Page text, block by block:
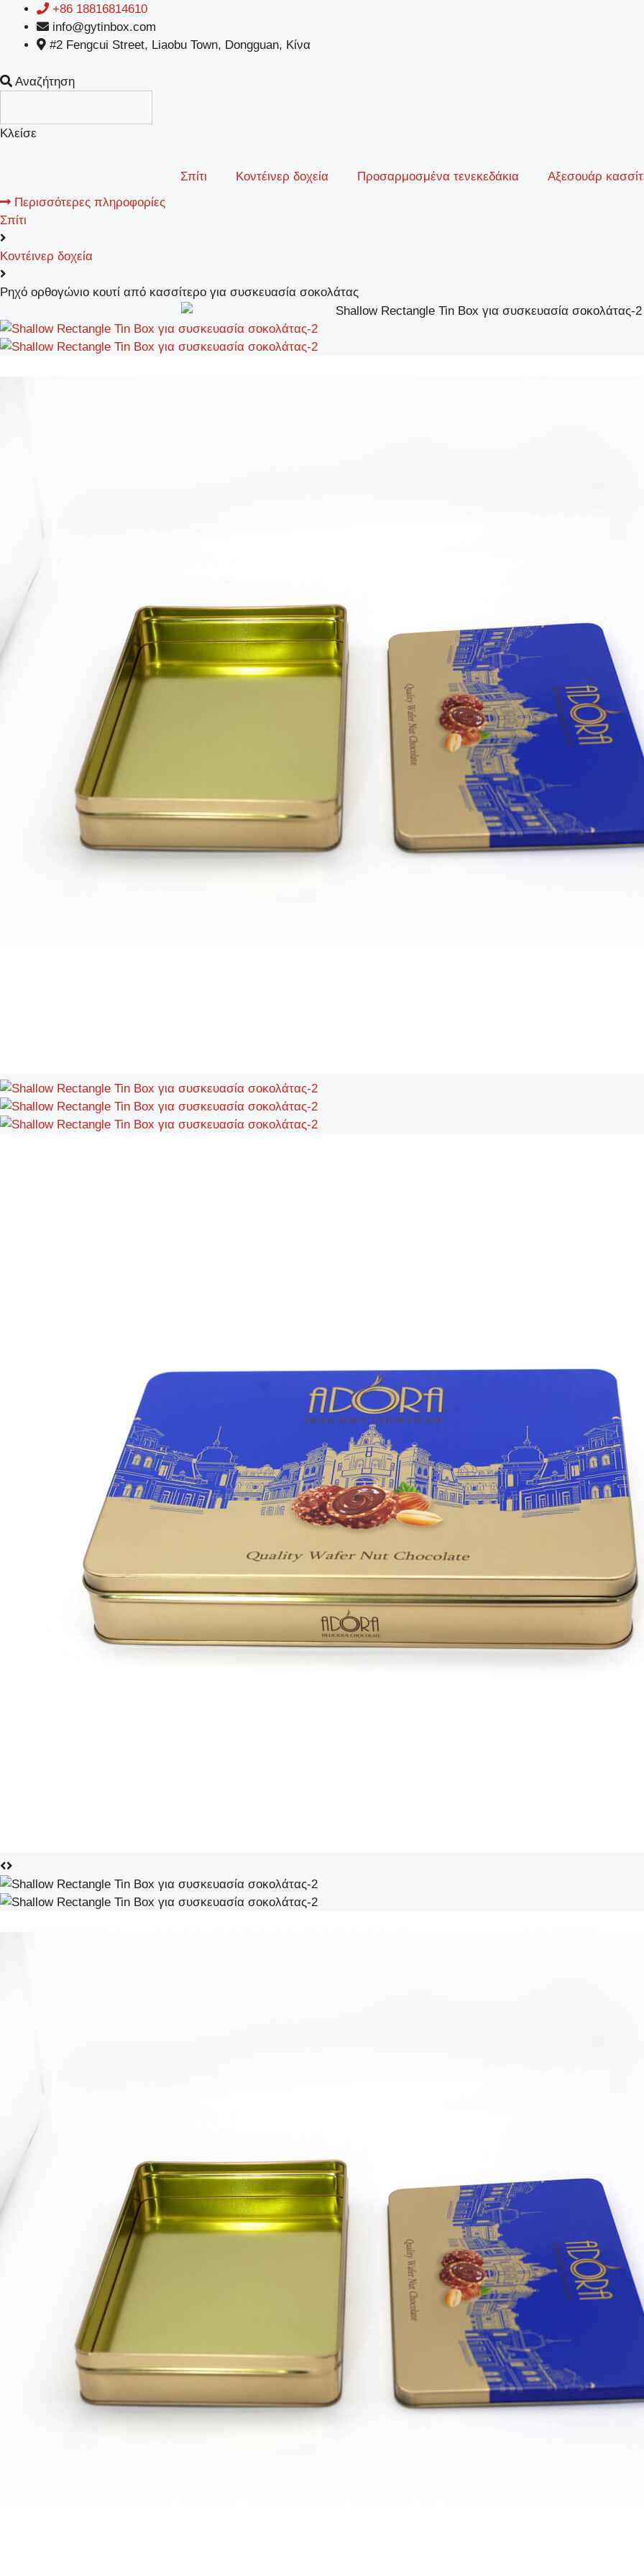
Μετάβαση
περιεχόμενο
+86 18816814610
info@gytinbox.com
#2 Fengcui Street, Liaobu Town, Dongguan, Κίνα
Αναζήτηση
Κλείσε
Σπίτι Κοντέινερ δοχεία Προσαρμοσμένα τενεκεδάκια Αξεσουάρ
Περισσότερες πληροφορίες
Σπίτι
Κοντέινερ δοχεία
Ρηχό ορθογώνιο κουτί από κασσίτερο για συσκευασία σοκολάτας
Βοηθήστε μας να κατανοήσουμε καλύτερα τις απαιτήσεις σας,
μας λίγο περισσότερα για τις λεπτομέρειες της συσκευασίας σας,
το μέγεθος, το σχήμα του κουτιού κ.λπ. που αναζητάτε…
Το όνομα σου
Το ηλεκτρονικό σου ταχυδρομείο